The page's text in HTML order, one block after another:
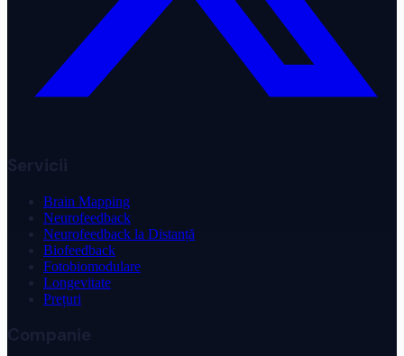
Servicii
Brain Mapping
Neurofeedback
Neurofeedback la Distanță
Biofeedback
Fotobiomodulare
Longevitate
Prețuri
Companie